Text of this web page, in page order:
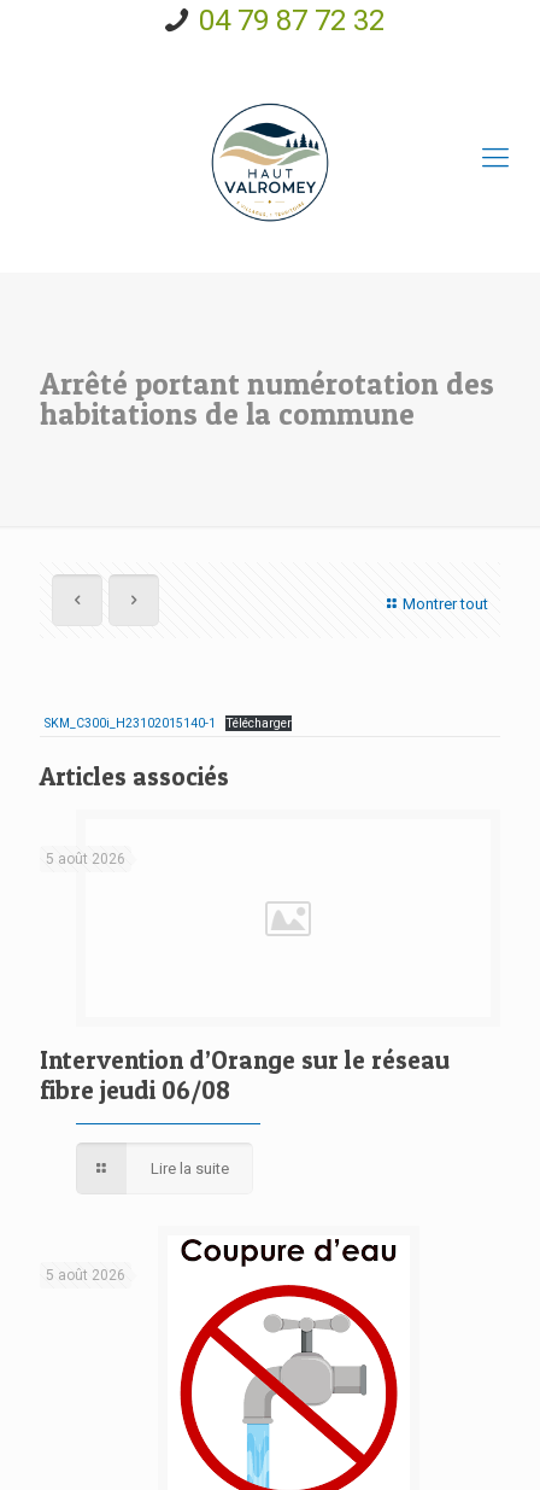
04 79 87 72 32
Arrêté portant numérotation des
habitations de la commune
Montrer tout
SKM_C300i_H23102015140-1 Télécharger
Articles associés
5 août 2026
Intervention d’Orange sur le réseau
fibre jeudi 06/08
Lire la suite
5 août 2026